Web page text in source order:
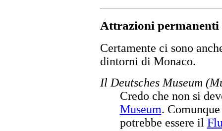
Attrazioni permanenti
Certamente ci sono
dintorni di Monaco.
Il Deutsches Museum
Credo che non si
Museum.
potrebbe essere il